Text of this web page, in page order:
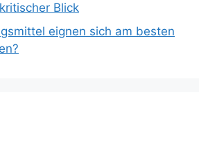
Blick
eignen sich am besten